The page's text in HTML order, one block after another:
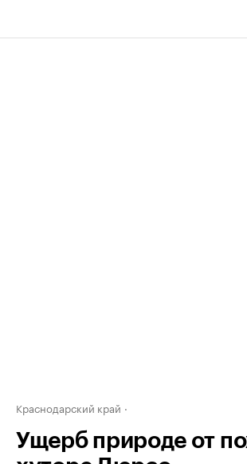
Краснодарский край
Ущерб природе от